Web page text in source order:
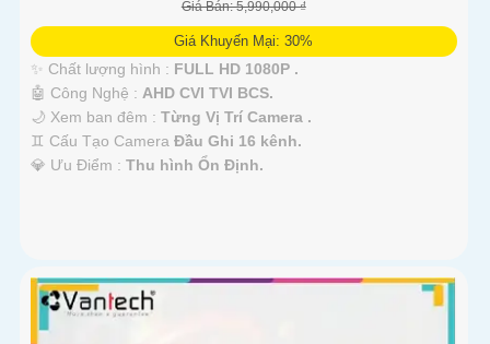
Giá Bán: 5,990,000 ₫
Giá Khuyến Mại: 30%
✨ Chất lượng hình : FULL HD 1080P .
🤖️ Công Nghệ : AHD CVI TVI BCS.
🌙 Xem ban đêm : Từng Vị Trí Camera .
♊ Cấu Tạo Camera Đầu Ghi 16 kênh.
️💎 Ưu Điểm : Thu hình Ổn Định.